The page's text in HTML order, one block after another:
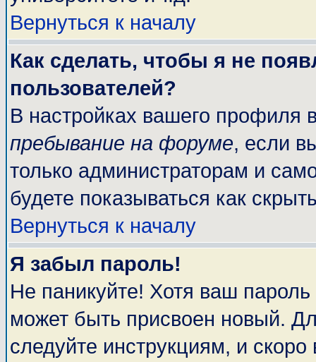
Вернуться к началу
Как сделать, чтобы я не
пользователей?
В настройках вашего профиля
пребывание на форуме, если
только администраторам и
будете показываться как
Вернуться к началу
Я забыл пароль!
Не паникуйте! Хотя ваш
может быть присвоен новый.
следуйте инструкциям, и